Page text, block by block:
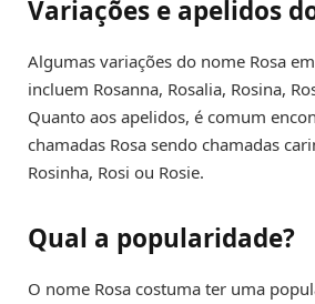
Variações e apelidos
Algumas variações do nome Rosa
incluem Rosanna, Rosalia, Rosina,
Quanto aos apelidos, é comum
chamadas Rosa sendo chamadas
Rosinha, Rosi ou Rosie.
Qual a popularidade?
O nome Rosa costuma ter uma